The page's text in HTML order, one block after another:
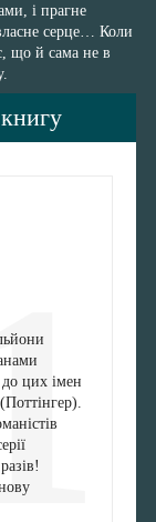
і прагне
серце… Коли
що й сама не в
цих імен